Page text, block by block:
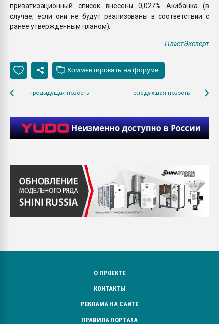
приватизационный список внесены 0,027% Акибанка (в
случае, если они не будут реализованы в соответствии с
ранее утвержденным планом).
ПластЭксперт
предыдущая новость следующая новость
О ПРОЕКТЕ
КОНТАКТЫ
РЕКЛАМА НА САЙТЕ
ПРАВИЛА ПОРТАЛА